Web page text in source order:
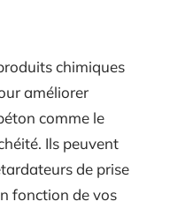
chimiques
améliorer
comme le
Ils peuvent
de prise
fonction de vos